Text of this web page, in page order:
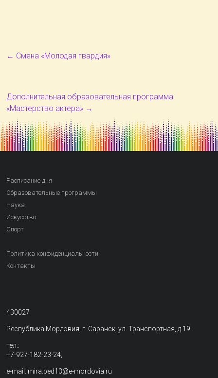
← Смена «Молодая гвардия»
Дополнительная образовательная программа
«Мастерство актера» →
Расписание дня
Образовательные программы
Наука
Искусство
Спорт
Политика конфиденциальности
Контакты
430027
Республика Мордовия, г. Саранск, ул. Транспортная, д.19.
тел.:
+7-927-182-23-24,
e-mail: mira.ped13@e-mordovia.ru